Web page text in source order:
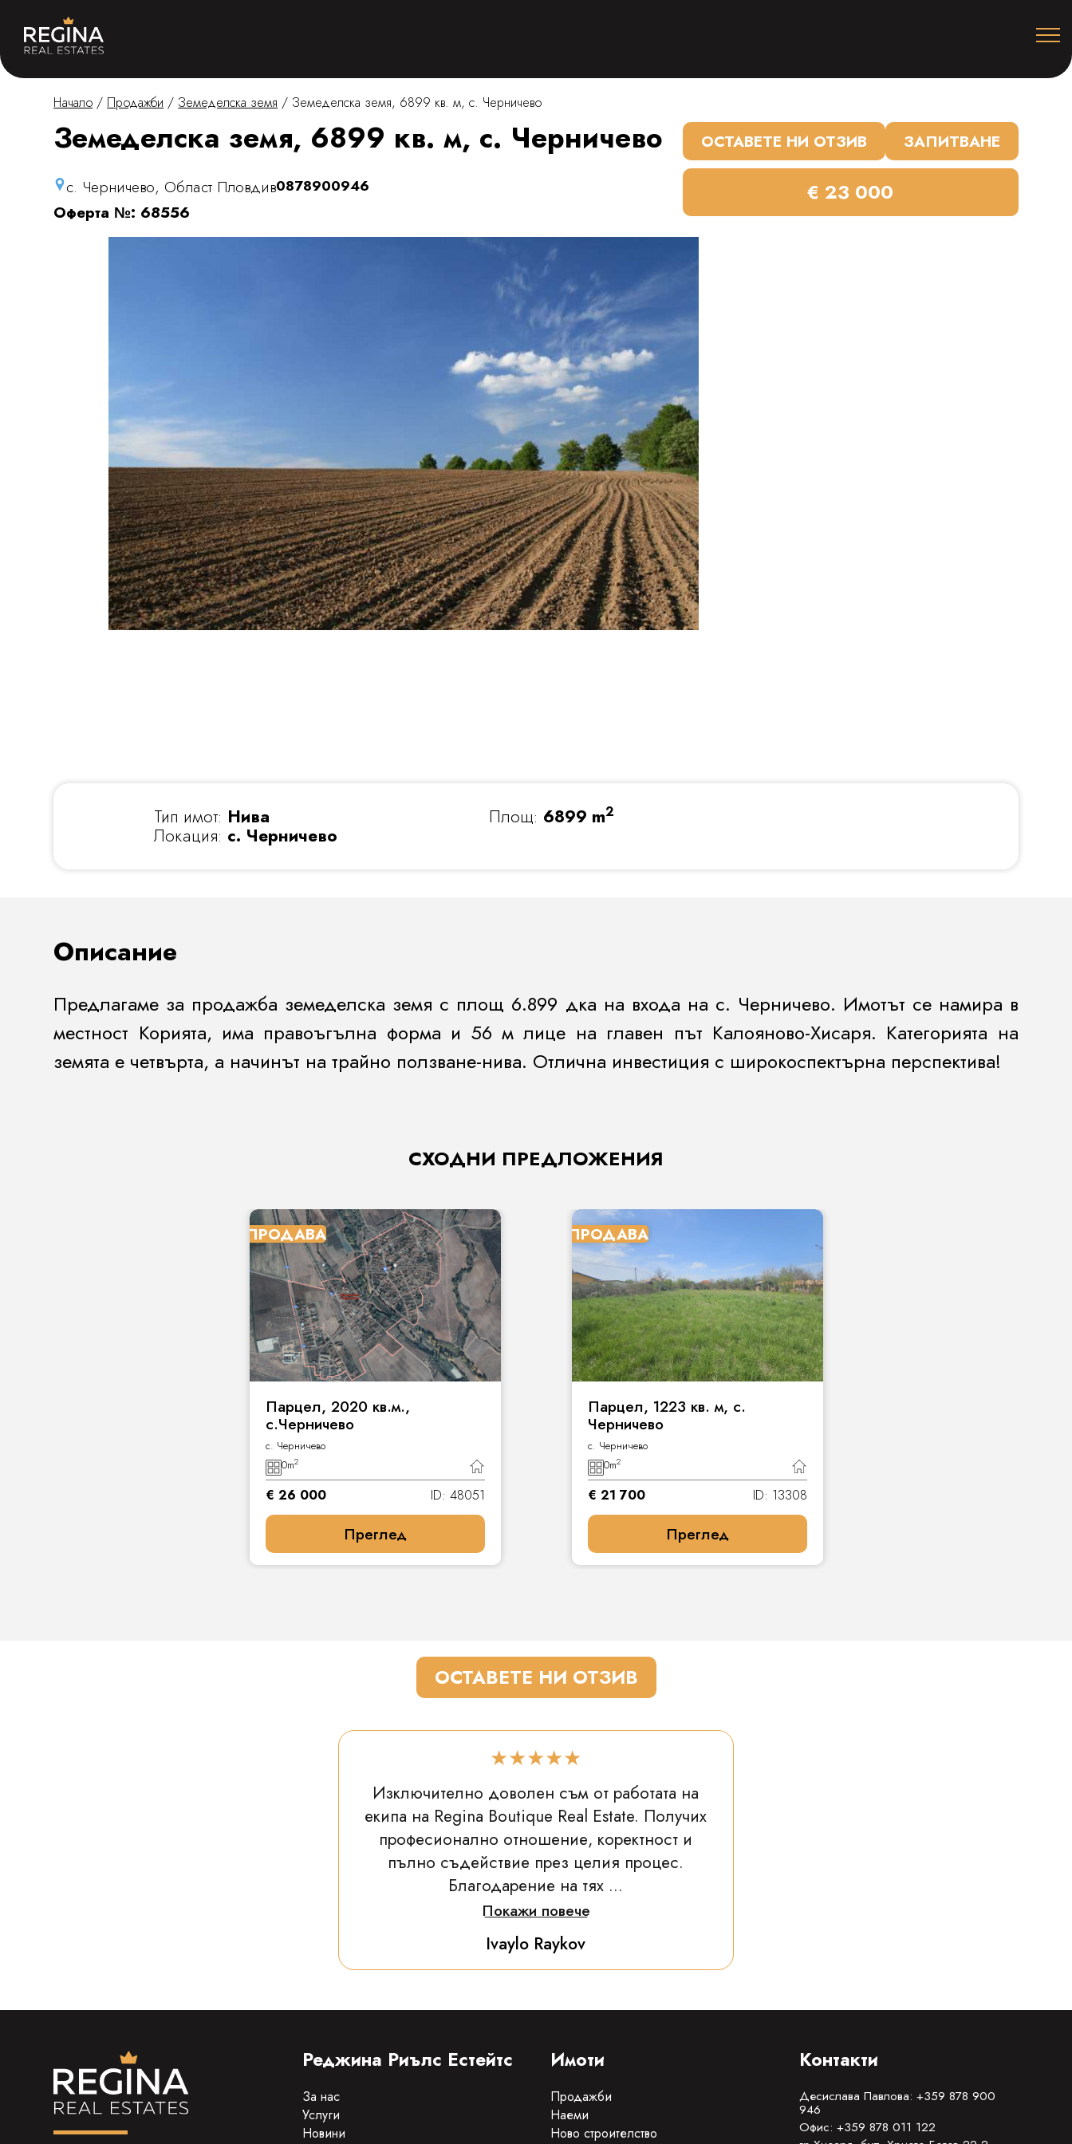
Начало / Продажби / Земеделска земя / Земеделска земя, 6899 кв. м, с. Черничево
Земеделска земя, 6899 кв. м, с. Черничево
с. Черничево, Област Пловдив0878900946
Оферта №: 68556
ОСТАВЕТЕ НИ ОТЗИВ ЗАПИТВАНЕ
€ 23 000
Тип имот: Нива
Локация: с. Черничево
Площ: 6899 m2
Описание
Предлагаме за продажба земеделска земя с площ 6.899 дка на входа на с. Черничево. Имотът се намира в
местност Корията, има правоъгълна форма и 56 м лице на главен път Калояново-Хисаря. Категорията на
земята е четвърта, а начинът на трайно ползване-нива. Отлична инвестиция с широкоспектърна перспектива!
СХОДНИ ПРЕДЛОЖЕНИЯ
ПРОДАВА
Парцел, 2020 кв.м.,
с.Черничево
с. Черничево
0m2
€ 26 000 ID: 48051
Преглед
ПРОДАВА
Парцел, 1223 кв. м, с.
Черничево
с. Черничево
0m2
€ 21 700 ID: 13308
Преглед
ОСТАВЕТЕ НИ ОТЗИВ
★★★★★
Изключително доволен съм от работата на
екипа на Regina Boutique Real Estate. Получих
професионално отношение, коректност и
пълно съдействие през целия процес.
Благодарение на тях ...
Покажи повече
Ivaylo Raykov
Реджина Риълс Естейтс
За нас
Услуги
Новини
Имоти
Продажби
Наеми
Ново строителство
Контакти
Десислава Павлова: +359 878 900
946
Офис: +359 878 011 122